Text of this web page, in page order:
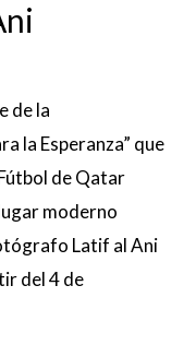
de la
la Esperanza” que
de Qatar
moderno
Latif al Ani
del 4 de